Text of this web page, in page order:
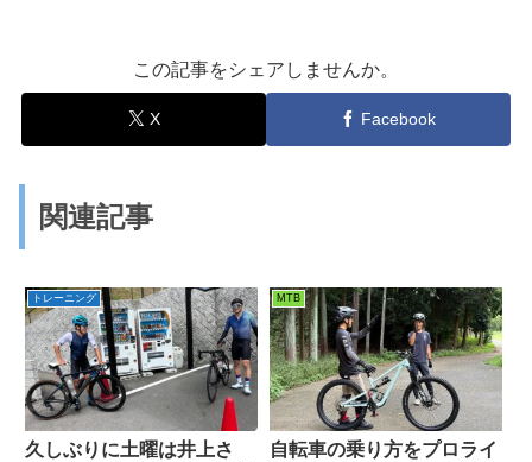
この記事をシェアしませんか。
X Facebook
関連記事
トレーニング
久しぶりに土曜は井上さ
MTB
自転車の乗り方をプロライ